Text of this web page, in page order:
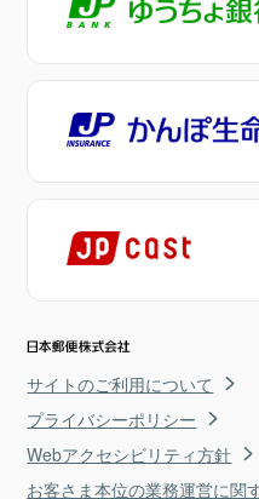
サイトのご利用について
プライバシーポリシー
Webアクセシビリティ方針
お客さま本位の業務運営に関